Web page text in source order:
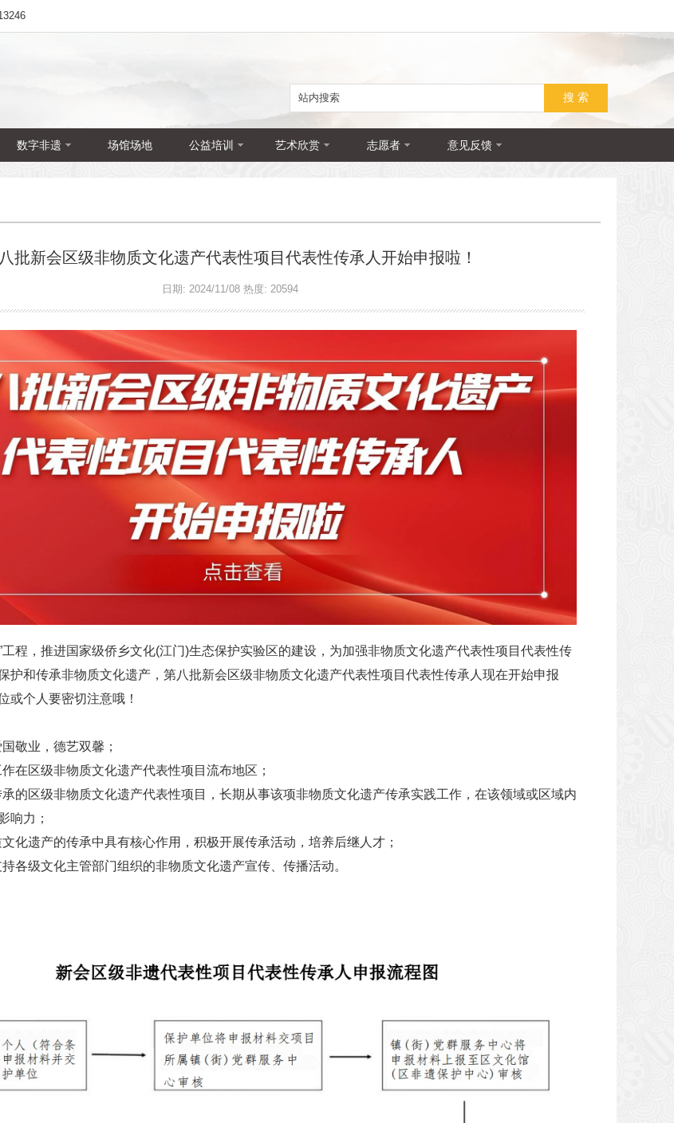
数字非遗 场馆场地 公益培训 艺术欣赏 志愿者 意见反馈
批新会区级非物质文化遗产代表性项目代表性传承人开始申报啦！
日期: 2024/11/08 热度: 20594
工程，推进国家级侨乡文化(江门)生态保护实验区的建设，为加强非物质文化遗产代表性项目代表性传
护和传承非物质文化遗产，第八批新会区级非物质文化遗产代表性项目代表性传承人现在开始申报
或个人要密切注意哦！
敬业，德艺双馨；
区级非物质文化遗产代表性项目流布地区；
区级非物质文化遗产代表性项目，长期从事该项非物质文化遗产传承实践工作，在该领域或区域内
响力；
遗产的传承中具有核心作用，积极开展传承活动，培养后继人才；
级文化主管部门组织的非物质文化遗产宣传、传播活动。